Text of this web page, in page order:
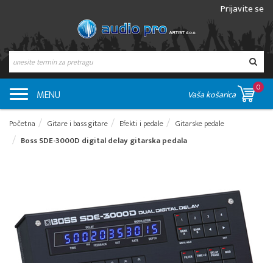
Prijavite se
MENU Vaša košarica
0
Početna Gitare i bass gitare Efekti i pedale
Gitarske pedale
Boss SDE-3000D digital delay gitarska pedala